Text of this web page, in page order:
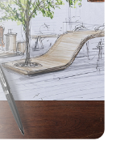
co nejdéle. Protože
správná údržba,
a doporučení, jak se
vyvarovat >>